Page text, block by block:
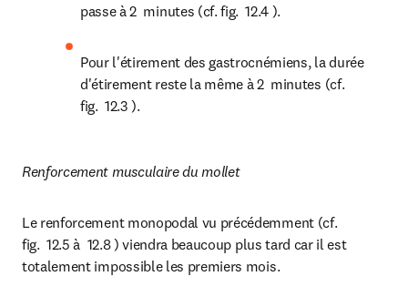
passe à 2  minutes (cf. fig.  12.4 ).
Pour l'étirement des gastrocnémiens, la durée
d'étirement reste la même à 2  minutes (cf.
fig.  12.3 ).
Renforcement musculaire du mollet
Le renforcement monopodal vu précédemment (cf.
fig.  12.5 à  12.8 ) viendra beaucoup plus tard car il est
totalement impossible les premiers mois.